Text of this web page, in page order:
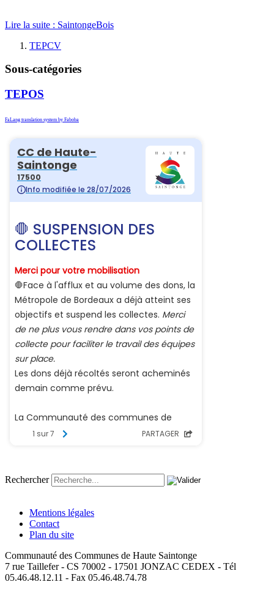
Lire la suite : SaintongeBois
TEPCV
Sous-catégories
TEPOS
FaLang translation system by Faboba
Rechercher
Mentions légales
Contact
Plan du site
Communauté des Communes de Haute Saintonge
7 rue Taillefer - CS 70002 - 17501 JONZAC CEDEX - Tél
05.46.48.12.11 - Fax 05.46.48.74.78